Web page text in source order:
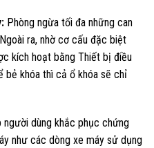
Phòng ngừa tối đa những can
ra, nhờ cơ cấu đặc biệt
kích hoạt bằng Thiết bị điều
bẻ khóa thì cả ổ khóa sẽ chỉ
người dùng khắc phục chứng
như các dòng xe máy sử dụng